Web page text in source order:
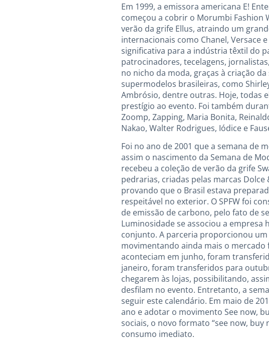
Em 1999, a emissora americana E!
começou a cobrir o Morumbi Fashion
verão da grife Ellus, atraindo um
internacionais como Chanel, Versace
significativa para a indústria têxtil do
patrocinadores, tecelagens,
no nicho da moda, graças à criação
supermodelos brasileiras, como
Ambrósio, dentre outras. Hoje, todas
prestígio ao evento. Foi também
Zoomp, Zapping, Maria Bonita,
Nakao, Walter Rodrigues, Iódice e
Foi no ano de 2001 que a semana de
assim o nascimento da Semana de
recebeu a coleção de verão da grife
pedrarias, criadas pelas marcas
provando que o Brasil estava
respeitável no exterior. O SPFW foi
de emissão de carbono, pelo fato de
Luminosidade se associou a empresa
conjunto. A parceria proporcionou
movimentando ainda mais o mercado
aconteciam em junho, foram
janeiro, foram transferidos para
chegarem às lojas, possibilitando,
desfilam no evento. Entretanto, a
seguir este calendário. Em maio de
ano e adotar o movimento See now,
sociais, o novo formato “see now, buy
consumo imediato.